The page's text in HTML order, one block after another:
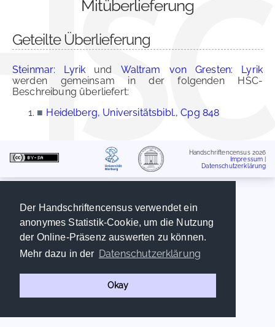
Der Handschriftencensus verwendet ein
anonymes Statistik-Cookie, um die Nutzung
der Online-Präsenz auswerten zu können.
Mehr dazu in der Datenschutzerklärung
Okay
Mitüberlieferung
Geteilte Überlieferung
Steinmar: Lyrik und Waltram von Gresten: Lyrik
werden gemeinsam in der folgenden HSC-
Beschreibung überliefert:
■ Heidelberg, Universitätsbibl., Cpg 848
Handschriftencensus 2026
Impressum
Datenschutzerklärung